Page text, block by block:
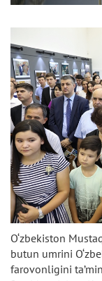
O‘zbekiston
butun umrini
farovonligini